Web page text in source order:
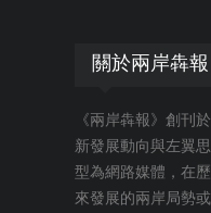
關於兩岸犇報
《兩岸犇報》創刊
新發展動向與左翼
型為網路媒體，在
來發展的兩岸局勢